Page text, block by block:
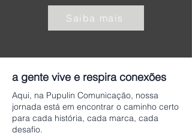
Saiba mais
a gente vive e respira conexões
Aqui, na Pupulin Comunicação, nossa
jornada está em encontrar o caminho certo
para cada história, cada marca, cada
desafio.